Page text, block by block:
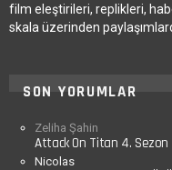
film eleştirileri, replikleri,
skala üzerinden
SON YORUMLAR
Zeliha Şahin
Attack On Titan 4. Sezon
Nicolas